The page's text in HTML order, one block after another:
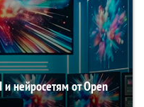
нейросетям от Open